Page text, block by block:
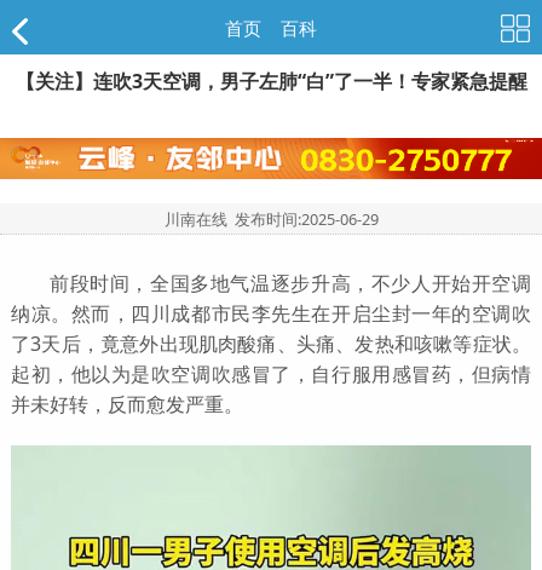
首页 百科
【关注】连吹3天空调，男子左肺“白”了一半！专家紧急提醒
川南在线 发布时间:2025-06-29
前段时间，全国多地气温逐步升高，不少人开始开空调
纳凉。然而，四川成都市民李先生在开启尘封一年的空调吹
了3天后，竟意外出现肌肉酸痛、头痛、发热和咳嗽等症状。
起初，他以为是吹空调吹感冒了，自行服用感冒药，但病情
并未好转，反而愈发严重。